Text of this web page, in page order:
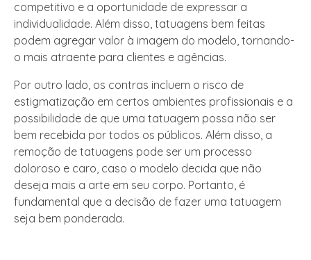
competitivo e a oportunidade de expressar a
individualidade. Além disso, tatuagens bem feitas
podem agregar valor à imagem do modelo, tornando-
o mais atraente para clientes e agências.
Por outro lado, os contras incluem o risco de
estigmatização em certos ambientes profissionais e a
possibilidade de que uma tatuagem possa não ser
bem recebida por todos os públicos. Além disso, a
remoção de tatuagens pode ser um processo
doloroso e caro, caso o modelo decida que não
deseja mais a arte em seu corpo. Portanto, é
fundamental que a decisão de fazer uma tatuagem
seja bem ponderada.